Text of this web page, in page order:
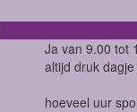
Ja van 9.00 tot
altijd druk dagje
hoeveel uur